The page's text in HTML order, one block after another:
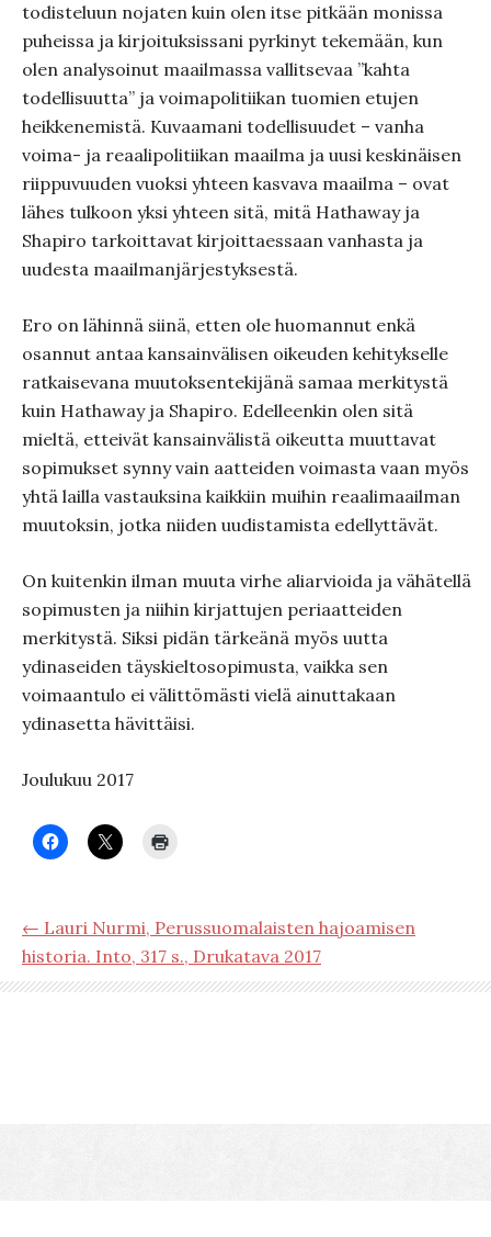
todisteluun nojaten kuin olen itse pitkään monissa
puheissa ja kirjoituksissani pyrkinyt tekemään, kun
olen analysoinut maailmassa vallitsevaa ”kahta
todellisuutta” ja voimapolitiikan tuomien etujen
heikkenemistä. Kuvaamani todellisuudet – vanha
voima- ja reaalipolitiikan maailma ja uusi keskinäisen
riippuvuuden vuoksi yhteen kasvava maailma – ovat
lähes tulkoon yksi yhteen sitä, mitä Hathaway ja
Shapiro tarkoittavat kirjoittaessaan vanhasta ja
uudesta maailmanjärjestyksestä.
Ero on lähinnä siinä, etten ole huomannut enkä
osannut antaa kansainvälisen oikeuden kehitykselle
ratkaisevana muutoksentekijänä samaa merkitystä
kuin Hathaway ja Shapiro. Edelleenkin olen sitä
mieltä, etteivät kansainvälistä oikeutta muuttavat
sopimukset synny vain aatteiden voimasta vaan myös
yhtä lailla vastauksina kaikkiin muihin reaalimaailman
muutoksin, jotka niiden uudistamista edellyttävät.
On kuitenkin ilman muuta virhe aliarvioida ja vähätellä
sopimusten ja niihin kirjattujen periaatteiden
merkitystä. Siksi pidän tärkeänä myös uutta
ydinaseiden täyskieltosopimusta, vaikka sen
voimaantulo ei välittömästi vielä ainuttakaan
ydinasetta hävittäisi.
Joulukuu 2017
← Lauri Nurmi, Perussuomalaisten hajoamisen
historia. Into, 317 s., Drukatava 2017